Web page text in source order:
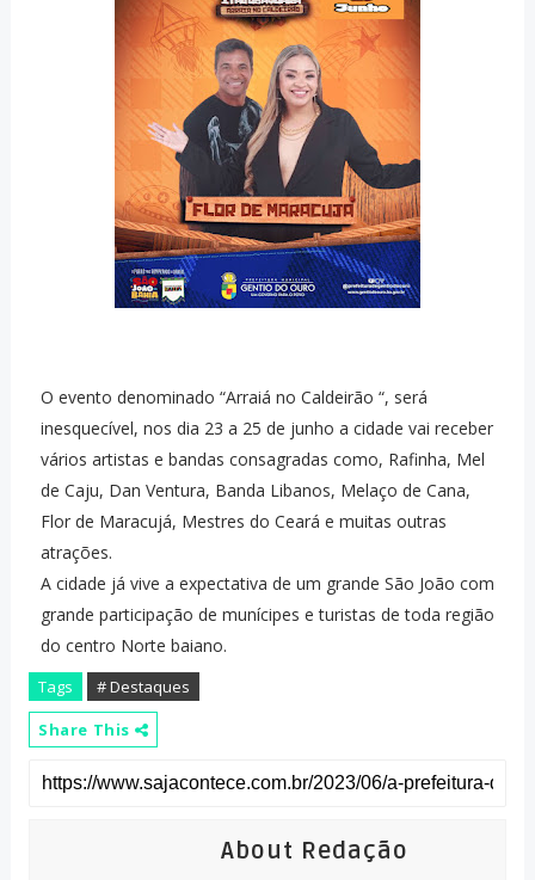
O evento denominado “Arraiá no Caldeirão “, será
inesquecível, nos dia 23 a 25 de junho a cidade vai receber
vários artistas e bandas consagradas como, Rafinha, Mel
de Caju, Dan Ventura, Banda Libanos, Melaço de Cana,
Flor de Maracujá, Mestres do Ceará e muitas outras
atrações.
A cidade já vive a expectativa de um grande São João com
grande participação de munícipes e turistas de toda região
do centro Norte baiano.
Tags
# Destaques
Share This
About Redação